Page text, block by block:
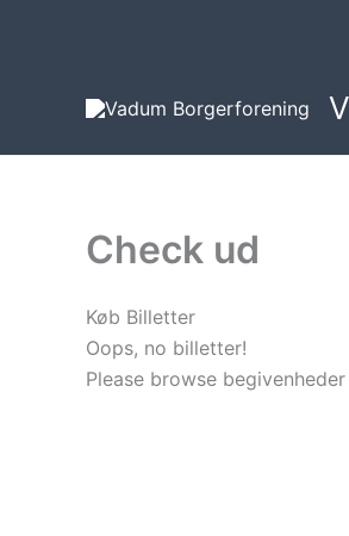
Check ud
Køb Billetter
Oops, no billetter!
Please browse begivenheder